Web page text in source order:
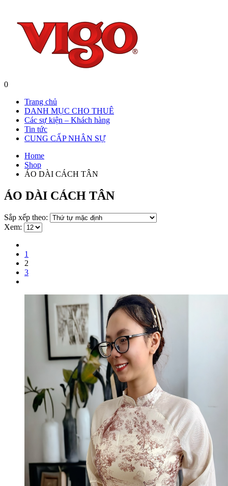
0
Trang chủ
DANH MỤC CHO THUÊ
Các sự kiện – Khách hàng
Tin tức
CUNG CẤP NHÂN SỰ
Home
Shop
ÁO DÀI CÁCH TÂN
ÁO DÀI CÁCH TÂN
Sắp xếp theo:
Xem:
1
2
3